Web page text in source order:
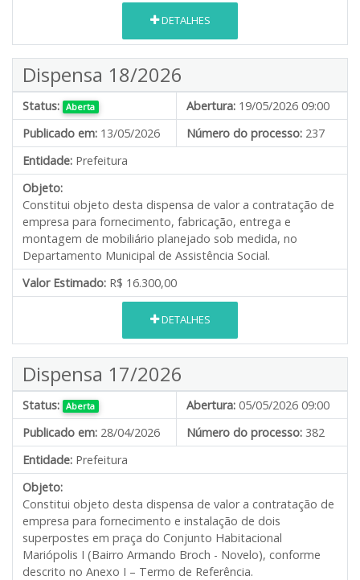
DETALHES
Dispensa 18/2026
Status: Aberta Abertura: 19/05/2026 09:00
Publicado em: 13/05/2026 Número do processo: 237
Entidade: Prefeitura
Objeto:
Constitui objeto desta dispensa de valor a contratação de
empresa para fornecimento, fabricação, entrega e
montagem de mobiliário planejado sob medida, no
Departamento Municipal de Assistência Social.
Valor Estimado: R$ 16.300,00
DETALHES
Dispensa 17/2026
Status: Aberta Abertura: 05/05/2026 09:00
Publicado em: 28/04/2026 Número do processo: 382
Entidade: Prefeitura
Objeto:
Constitui objeto desta dispensa de valor a contratação de
empresa para fornecimento e instalação de dois
superpostes em praça do Conjunto Habitacional
Mariópolis I (Bairro Armando Broch - Novelo), conforme
descrito no Anexo I – Termo de Referência.